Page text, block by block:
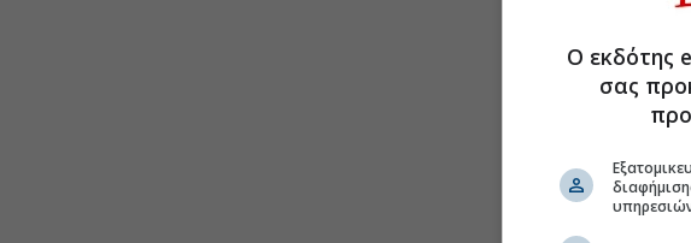
Ο εκδότης
σας